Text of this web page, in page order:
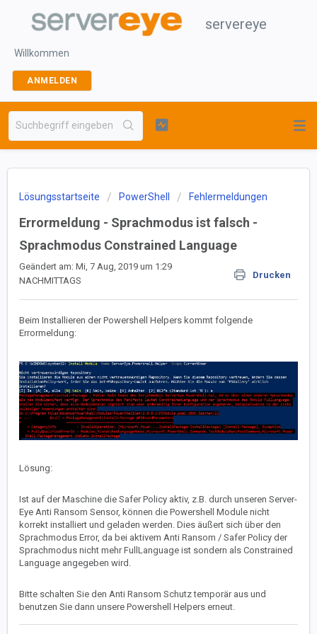
servereye
Willkommen
ANMELDEN
Lösungsstartseite PowerShell Fehlermeldungen
Errormeldung - Sprachmodus ist falsch -
Sprachmodus Constrained Language
Drucken
Geändert am: Mi, 7 Aug, 2019 um 1:29
NACHMITTAGS
Beim Installieren der Powershell Helpers kommt folgende
Errormeldung:
Lösung:
Ist auf der Maschine die Safer Policy aktiv, z.B. durch unseren Server-
Eye Anti Ransom Sensor, können die Powershell Module nicht
korrekt installiert und geladen werden. Dies äußert sich über den
Sprachmodus Error, da bei aktivem Anti Ransom / Safer Policy der
Sprachmodus nicht mehr FullLanguage ist sondern als Constrained
Language angegeben wird.
Bitte schalten Sie den Anti Ransom Schutz temporär aus und
benutzen Sie dann unsere Powershell Helpers erneut.